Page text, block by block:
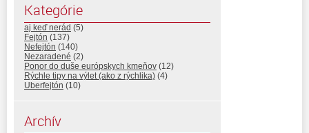
Kategórie
aj keď nerád (5)
Fejtón (137)
Nefejtón (140)
Nezaradené (2)
Ponor do duše európskych kmeňov (12)
Rýchle tipy na výlet (ako z rýchlika) (4)
Uberfejtón (10)
Archív